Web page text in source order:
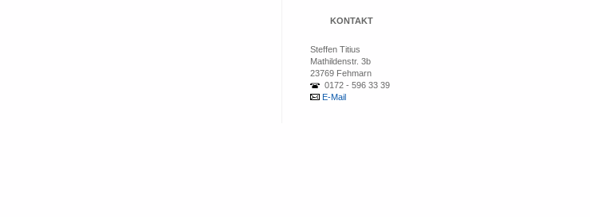
KONTAKT
Steffen Titius
Mathildenstr. 3b
23769 Fehmarn
0172 - 596 33 39
E-Mail